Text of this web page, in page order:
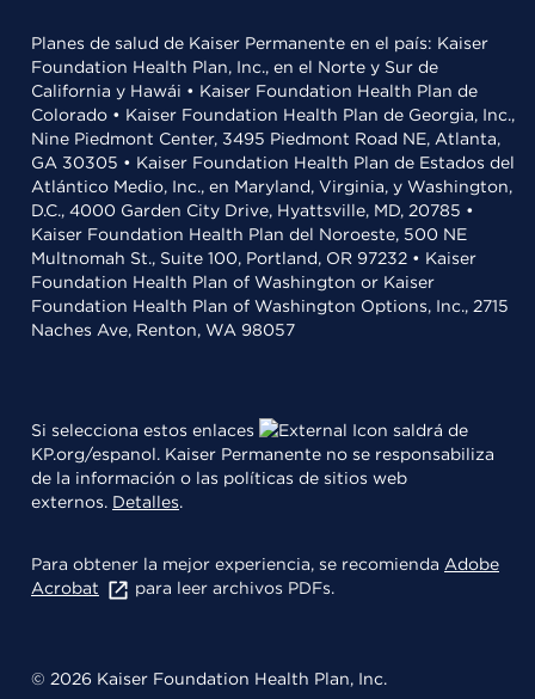
Planes de salud de Kaiser Permanente en el país: Kaiser
Foundation Health Plan, Inc., en el Norte y Sur de
California y Hawái • Kaiser Foundation Health Plan de
Colorado • Kaiser Foundation Health Plan de Georgia, Inc.,
Nine Piedmont Center, 3495 Piedmont Road NE, Atlanta,
GA 30305 • Kaiser Foundation Health Plan de Estados del
Atlántico Medio, Inc., en Maryland, Virginia, y Washington,
D.C., 4000 Garden City Drive, Hyattsville, MD, 20785 •
Kaiser Foundation Health Plan del Noroeste, 500 NE
Multnomah St., Suite 100, Portland, OR 97232 • Kaiser
Foundation Health Plan of Washington or Kaiser
Foundation Health Plan of Washington Options, Inc., 2715
Naches Ave, Renton, WA 98057
Si selecciona estos enlaces
saldrá de
KP.org/espanol. Kaiser Permanente no se responsabiliza
de la información o las políticas de sitios web
externos. Detalles.
Para obtener la mejor experiencia, se recomienda Adobe
Acrobat
para leer archivos PDFs.
© 2026 Kaiser Foundation Health Plan, Inc.